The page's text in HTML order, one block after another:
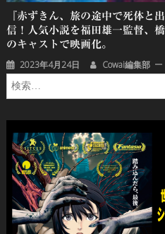
『赤ずきん、旅の途中で死体と
信！人気小説を福田雄一監督、
のキャストで映画化。
2023年4月24日 Cowai編集部